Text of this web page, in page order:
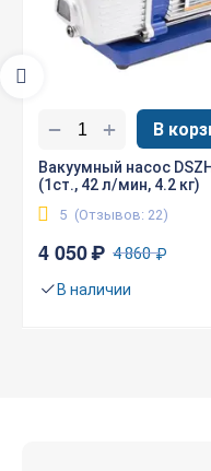
5
Преимущества
дешевый в цене
Недостатки
нет
Вакуумный насос
(1ст., 42 л/мин, 4.2 кг)
(Отзывов: 22)
5
В наличии
4 860 ₽
4 050₽
В
+
−